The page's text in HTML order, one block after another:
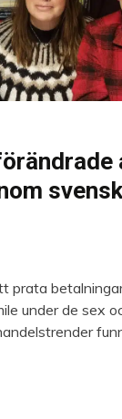
prata
under de sex